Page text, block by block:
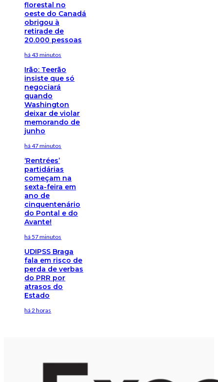
florestal no
oeste do Canadá
obrigou à
retirade de
20.000 pessoas
há 43 minutos
Irão: Teerão
insiste que só
negociará
quando
Washington
deixar de violar
memorando de
junho
há 47 minutos
‘Rentrées’
partidárias
começam na
sexta-feira em
ano de
cinquentenário
do Pontal e do
Avante!
há 57 minutos
UDIPSS Braga
fala em risco de
perda de verbas
do PRR por
atrasos do
Estado
há 2 horas